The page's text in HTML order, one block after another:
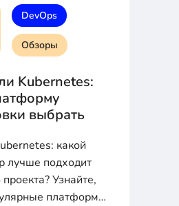
DevOps
Обзоры
Kubernetes:
выбрать
какой
лучше подходит
Узнайте,
платформы